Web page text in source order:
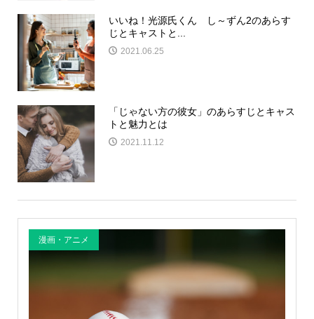
いいね！光源氏くん し～ずん2のあらす
じとキャストと...
2021.06.25
「じゃない方の彼女」のあらすじとキャス
トと魅力とは
2021.11.12
漫画・アニメ